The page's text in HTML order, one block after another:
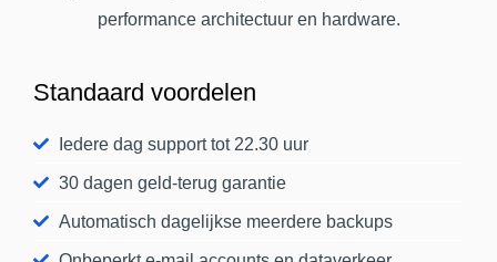
performance architectuur en hardware.
Standaard voordelen
Iedere dag support tot 22.30 uur
30 dagen geld-terug garantie
Automatisch dagelijkse meerdere backups